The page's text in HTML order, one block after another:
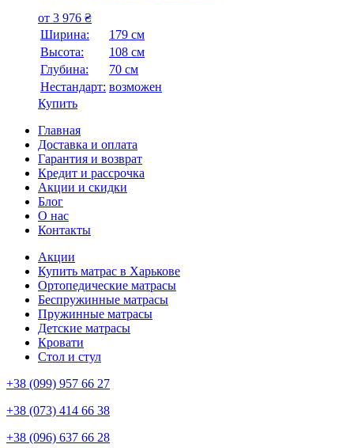
от 3 976 ₴
Ширина:
179 см
Высота:
108 см
Глубина:
70 см
Нестандарт: возможен
Купить
Главная
Доставка и оплата
Гарантия и возврат
Кредит и рассрочка
Акции и скидки
Блог
О нас
Контакты
Акции
Купить матрас в Харькове
Ортопедические матрасы
Беспружинные матрасы
Пружинные матрасы
Детские матрасы
Кровати
Стол и стул
+38 (099) 957 66 27
+38 (073) 414 66 38
+38 (096) 637 66 28